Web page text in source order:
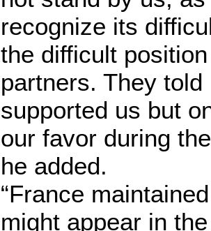
recognize its
the difficult
partners. They
supported us but
our favor during
he added.
“France
might appear in